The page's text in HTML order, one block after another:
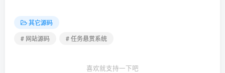
其它源码
# 网站源码
# 任务悬赏系统
喜欢就支持一下吧